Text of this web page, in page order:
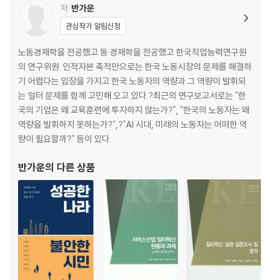
저 반가운
관심작가 알림신청
노동경제학을 전공했고 동 경제학을 전공했고 한국직업능력연구원
의 연구위원. 인적자본 축적만으로는 한국 노동시장의 문제를 해결하
기 어렵다는 입장을 가지고 한국 노동자의 역량과 그 역량이 발휘되
는 일터 문제를 함께 고민해 오고 있다.?최근의 연구보고서로는 "한
국의 기업은 왜 교육훈련에 투자하지 않는가?", "한국의 노동자는 왜
역량을 발휘하지 못하는가?",?"AI 시대, 미래의 노동자는 어떠한 역
량이 필요할까?" 등이 있다.
반가운의 다른 상품